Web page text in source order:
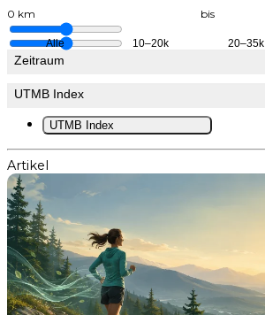
0 km bis
Alle 10–20k 20–35k
Zeitraum
UTMB Index
UTMB Index
Artikel